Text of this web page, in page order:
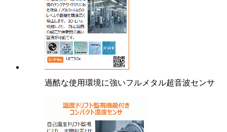
過酷な使用環境に強いフルメタル超音波センサ